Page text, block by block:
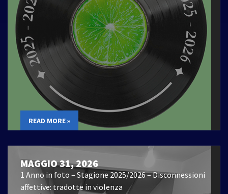
READ MORE »
MAGGIO 31, 2026
1 Anno in foto – Stagione 2025/2026 – Disconnessioni
affettive: tradotte in violenza